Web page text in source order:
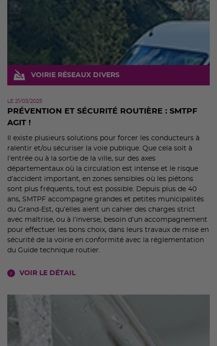
VOIRIE RÉSEAUX DIVERS
LE 21/03/2025
PRÉVENTION ET SÉCURITÉ ROUTIÈRE : SMTPF
AGIT !
Il existe plusieurs solutions pour forcer les conducteurs à
ralentir et/ou sécuriser la voie publique. Que cela soit à
l’entrée ou à la sortie de la ville, sur des axes
départementaux où la circulation est intense et le risque
d’accident important, en zones sensibles où les piétons
sont plus fréquents, tout est possible. Depuis plus de 40
ans, SMTPF accompagne grandes et petites municipalités
du Grand-Est, qu’elles aient un cahier des charges strict
avec maîtrise, ou à l’inverse, besoin d’un accompagnement
pour effectuer les bons choix, dans leurs travaux de mise en
sécurité de la voirie en conformité avec la réglementation
du Guide technique routier.
VOIR LE DÉTAIL